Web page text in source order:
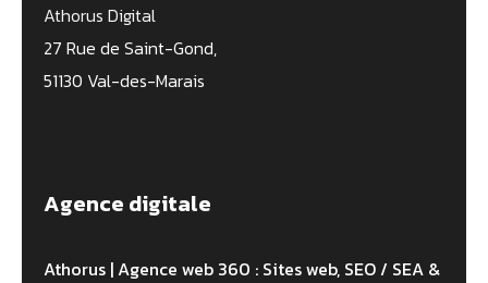
Athorus Digital
27 Rue de Saint-Gond,
51130 Val-des-Marais
Agence digitale
Athorus | Agence web 360 : Sites web, SEO / SEA &